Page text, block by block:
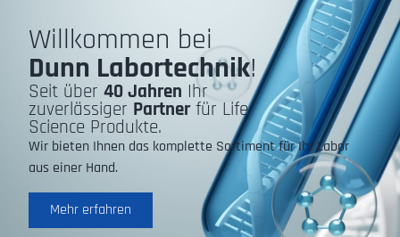
Willkommen bei
Dunn Labortechnik!
Seit über40 Jahren Ihr
zuverlässiger Partnerfür Life
Science Produkte.
Wir bieten Ihnen das komplette Sortiment für Ihr Labor
aus einer Hand.
Mehr erfahren